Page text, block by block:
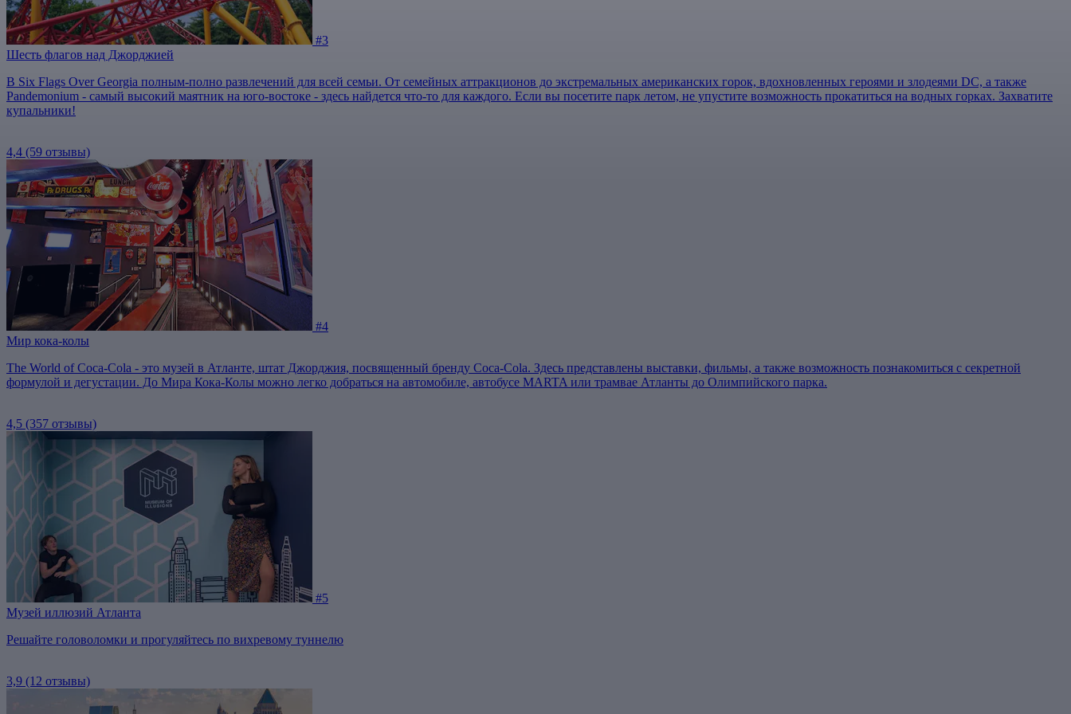
#3
Шесть флагов над Джорджией
В Six Flags Over Georgia полным-полно развлечений для всей семьи. От семейных аттракционов до экстремальных американских горок, вдохновленных героями и злодеями DC, а также
Pandemonium - самый высокий маятник на юго-востоке - здесь найдется что-то для каждого. Если вы посетите парк летом, не упустите возможность прокатиться на водных горках. Захватите
купальники!
4,4 (59 отзывы)
#4
Мир кока-колы
The World of Coca-Cola - это музей в Атланте, штат Джорджия, посвященный бренду Coca-Cola. Здесь представлены выставки, фильмы, а также возможность познакомиться с секретной
формулой и дегустации. До Мира Кока-Колы можно легко добраться на автомобиле, автобусе MARTA или трамвае Атланты до Олимпийского парка.
4,5 (357 отзывы)
#5
Музей иллюзий Атланта
Решайте головоломки и прогуляйтесь по вихревому туннелю
3,9 (12 отзывы)